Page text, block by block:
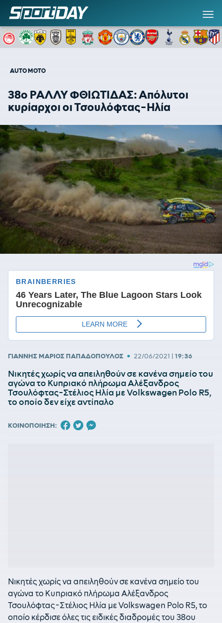
AUTO MOTO
38ο ΡΑΛΛΥ ΦΘΙΩΤΙΔΑΣ: Απόλυτοι
κυρίαρχοι οι Τσουλόφτας-Ηλία
ΓΙΑΝΝΗΣ ΜΑΡΙΟΣ ΠΑΠΑΔΟΠΟΥΛΟΣ • 22/06/2021 | 19:36
Νικητές χωρίς να απειληθούν σε κανένα σημείο του
αγώνα το Κυπριακό πλήρωμα Αλέξανδρος
Τσουλόφτας-Στέλιος Ηλία με Volkswagen Polo R5,
το οποίο δεν είχε αντίπαλο
ΚΟΙΝΟΠΟΙΗΣΗ:
Νικητές χωρίς να απειληθούν σε κανένα σημείο του
αγώνα το Κυπριακό πλήρωμα Αλέξανδρος
Τσουλόφτας-Στέλιος Ηλία με Volkswagen Polo R5, το
οποίο κέρδισε όλες τις ειδικές διαδρομές του 38ου